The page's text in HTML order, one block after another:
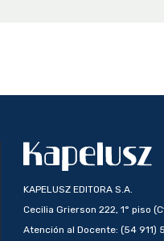
KAPELUSZ EDITORA S.A.
Cecilia Grierson 222, 1° piso
Atención al Docente: (54 911)